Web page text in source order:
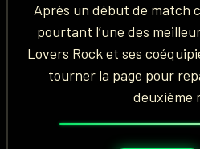
Après un début de match
pourtant l’une des
Lovers Rock et ses
tourner la page pour
deuxième